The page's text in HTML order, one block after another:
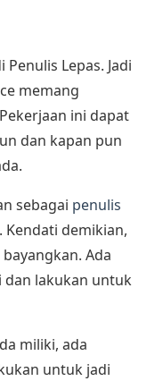
Penulis Lepas. Jadi
memang
ini dapat
dan kapan pun
sebagai penulis
Kendati demikian,
Ada
dan lakukan untuk
miliki, ada
untuk jadi